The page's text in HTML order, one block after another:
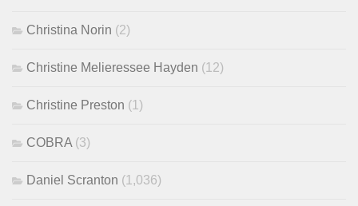
Christina Norin (2)
Christine Melieressee Hayden (12)
Christine Preston (1)
COBRA (3)
Daniel Scranton (1,036)